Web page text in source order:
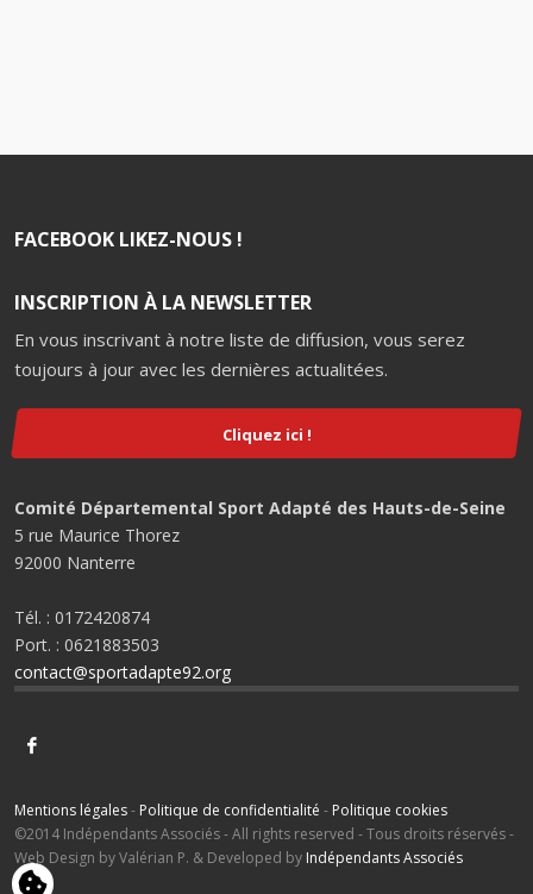
FACEBOOK LIKEZ-NOUS !
INSCRIPTION À LA NEWSLETTER
En vous inscrivant à notre liste de diffusion, vous serez
toujours à jour avec les dernières actualitées.
Cliquez ici !
Comité Départemental Sport Adapté des Hauts-de-Seine
5 rue Maurice Thorez
92000 Nanterre
Tél. : 0172420874
Port. : 0621883503
contact@sportadapte92.org
Mentions légales- Politique de confidentialité - Politique cookies
©2014 Indépendants Associés - All rights reserved - Tous droits réservés -
Web Design by Valérian P. & Developed by Indépendants Associés